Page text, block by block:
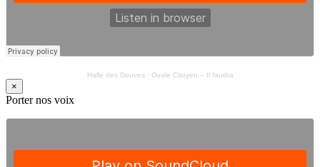
Halle des Douves· Ovale Citoyen – Il faudra
×
Porter nos voix